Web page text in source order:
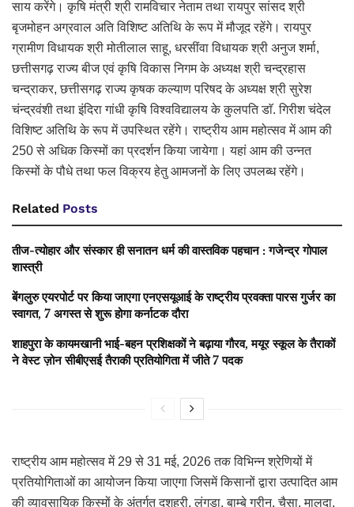
साय करेंगे। कृषि मंत्री श्री रामविचार नेताम तथा रायपुर सांसद श्री
बृजमोहन अग्रवाल अति विशिष्ट अतिथि के रूप में मौजूद रहेंगे। रायपुर
ग्रामीण विधायक श्री मोतीलाल साहू, धरसींवा विधायक श्री अनुज शर्मा,
छत्तीसगढ़ राज्य बीज एवं कृषि विकास निगम के अध्यक्ष श्री चन्द्रहास
चन्द्राकर, छत्तीसगढ़ राज्य कृषक कल्याण परिषद के अध्यक्ष श्री सुरेश
चंन्द्रवंशी तथा इंदिरा गांधी कृषि विश्वविद्यालय के कुलपति डाॅ. गिरीश चंदेल
विशिष्ट अतिथि के रूप में उपस्थित रहेंगे। राष्ट्रीय आम महोत्सव में आम की
250 से अधिक किस्मों का प्रदर्शन किया जायेगा। यहां आम की उन्नत
किस्मों के पौधे तथा फल विक्रय हेतु आमजनों के लिए उपलब्ध रहेंगे।
Related Posts
तीज-त्योहार और संस्कार ही सनातन धर्म की वास्तविक पहचान : गजेन्द्र गोपाल
शास्त्री
बेंगलुरु एयरपोर्ट पर किया जाएगा एनएसयूआई के राष्ट्रीय प्रवक्ता पारस गुर्जर का
स्वागत, 7 अगस्त से शुरू होगा कर्नाटक दौरा
शाहपुरा के कायमखानी भाई-बहन प्रशिक्षकों ने बढ़ाया गौरव, मयूर स्कूल के तैराकों
ने वेस्ट ज़ोन सीबीएसई तैराकी प्रतियोगिता में जीते 7 पदक
राष्ट्रीय आम महोत्सव में 29 से 31 मई, 2026 तक विभिन्न श्रेणियों में
प्रतियोगिताओं का आयोजन किया जाएगा जिसमें किसानों द्वारा उत्पादित आम
की व्यावसायिक किस्मों के अंतर्गत दशहरी, लंगडा, बाम्बे ग्रीन, चैसा, मालदा,